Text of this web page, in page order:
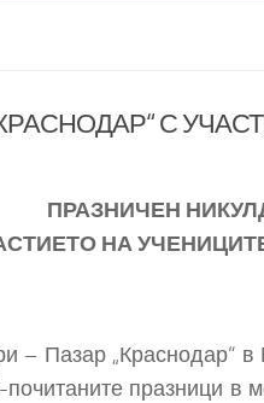
С
ПРАЗНИЧЕН
НА
Пазар „Краснодар“
празници